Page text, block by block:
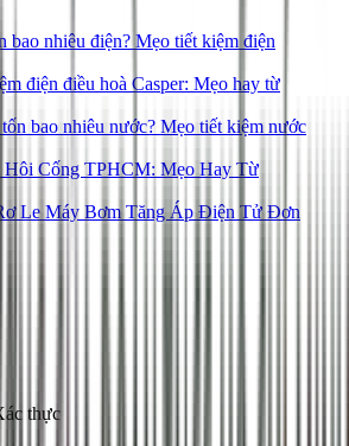
bao nhiêu điện? Mẹo tiết kiệm điện
điện điều hoà Casper: Mẹo hay từ
bao nhiêu nước? Mẹo tiết kiệm nước
Cống TPHCM: Mẹo Hay Từ
Le Máy Bơm Tăng Áp Điện Tử Đơn
thực